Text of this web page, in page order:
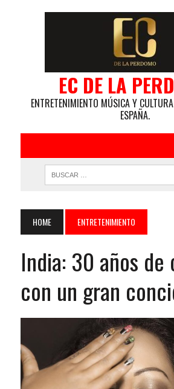
EC DE LA
ENTRETENIMIENTO MÚSICA Y
ESPAÑA.
HOME ENTRETENIMIENTO
India: 30 años de
con un gran